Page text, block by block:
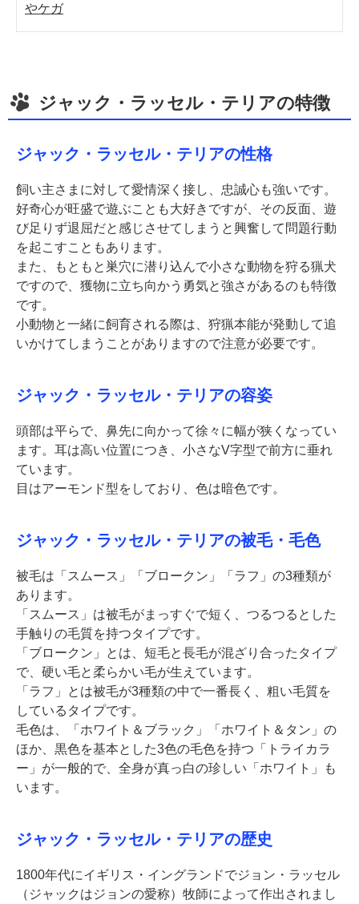
やケガ
ジャック・ラッセル・テリアの特徴
ジャック・ラッセル・テリアの性格
飼い主さまに対して愛情深く接し、忠誠心も強いです。
好奇心が旺盛で遊ぶことも大好きですが、その反面、遊
び足りず退屈だと感じさせてしまうと興奮して問題行動
を起こすこともあります。
また、もともと巣穴に潜り込んで小さな動物を狩る猟犬
ですので、獲物に立ち向かう勇気と強さがあるのも特徴
です。
小動物と一緒に飼育される際は、狩猟本能が発動して追
いかけてしまうことがありますので注意が必要です。
ジャック・ラッセル・テリアの容姿
頭部は平らで、鼻先に向かって徐々に幅が狭くなってい
ます。耳は高い位置につき、小さなV字型で前方に垂れ
ています。
目はアーモンド型をしており、色は暗色です。
ジャック・ラッセル・テリアの被毛・毛色
被毛は「スムース」「ブロークン」「ラフ」の3種類が
あります。
「スムース」は被毛がまっすぐで短く、つるつるとした
手触りの毛質を持つタイプです。
「ブロークン」とは、短毛と長毛が混ざり合ったタイプ
で、硬い毛と柔らかい毛が生えています。
「ラフ」とは被毛が3種類の中で一番長く、粗い毛質を
しているタイプです。
毛色は、「ホワイト＆ブラック」「ホワイト＆タン」の
ほか、黒色を基本とした3色の毛色を持つ「トライカラ
ー」が一般的で、全身が真っ白の珍しい「ホワイト」も
います。
ジャック・ラッセル・テリアの歴史
1800年代にイギリス・イングランドでジョン・ラッセル
（ジャックはジョンの愛称）牧師によって作出されまし